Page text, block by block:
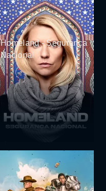
Homeland - Segurança
Nacional